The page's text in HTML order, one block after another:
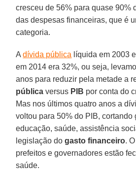
cresceu de 56% para quase 90%
das despesas financeiras, que é
categoria.
Adívida pública líquida em 2003
em 2014 era 32%, ou seja,
anos para reduzir pela metade a
pública versus PIB por conta do
Mas nos últimos quatro anos a
voltou para 50% do PIB, cortando
educação, saúde, assistência
legislação do gasto financeiro.
prefeitos e governadores estão
saúde.